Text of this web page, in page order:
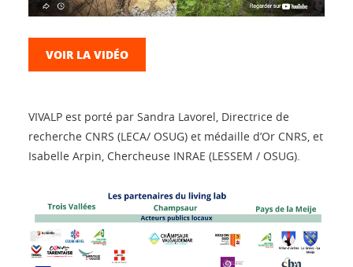
VOIR LA VIDÉO
VIVALP est porté par Sandra Lavorel, Directrice de
recherche CNRS (LECA / OSUG) et médaille d’Or CNRS, et
Isabelle Arpin, Chercheuse INRAE (LESSEM / OSUG ).